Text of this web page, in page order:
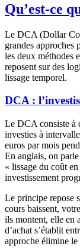
Qu’est-ce
Le DCA (Dollar
grandes approches
les deux méthodes
reposent sur des
lissage temporel.
DCA :
Le DCA consiste à
investies à
euros par mois
En anglais, on
« lissage du coût
investissement
Le principe repose
cours baissent,
ils montent, elle en
d’achat s’établit
approche élimine